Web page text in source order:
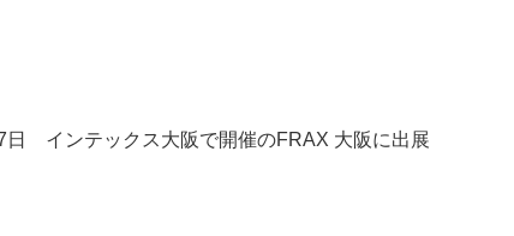
日 インテックス大阪で開催のFRAX 大阪に出展